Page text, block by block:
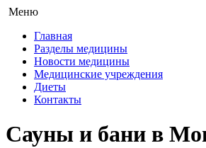
Меню
Главная
Разделы медицины
Новости медицины
Медицинские учреждения
Диеты
Контакты
Сауны и бани в